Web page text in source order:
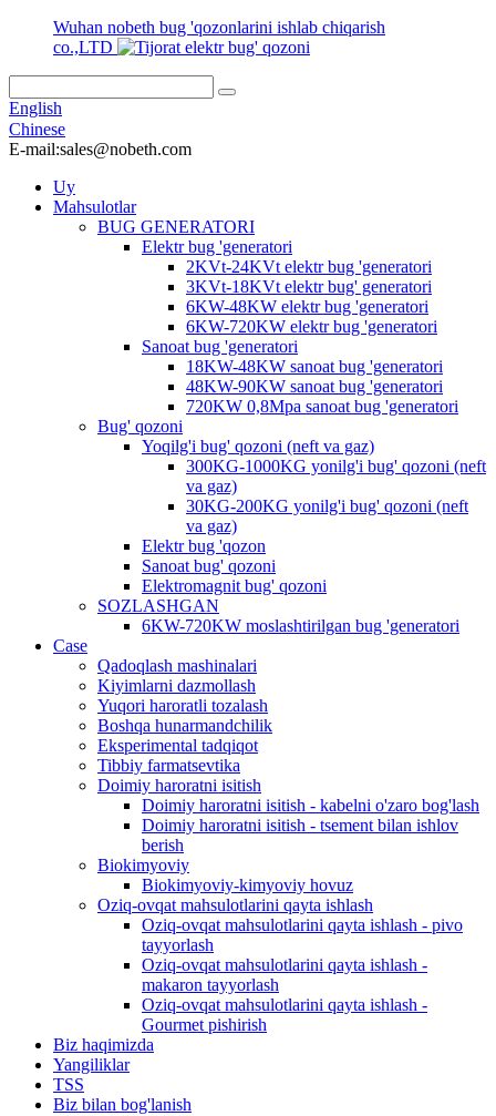
Wuhan nobeth bug 'qozonlarini ishlab chiqarish
co.,LTD
English
Chinese
E-mail:sales@nobeth.com
Uy
Mahsulotlar
BUG GENERATORI
Elektr bug 'generatori
2KVt-24KVt elektr bug 'generatori
3KVt-18KVt elektr bug' generatori
6KW-48KW elektr bug 'generatori
6KW-720KW elektr bug 'generatori
Sanoat bug 'generatori
18KW-48KW sanoat bug 'generatori
48KW-90KW sanoat bug 'generatori
720KW 0,8Mpa sanoat bug 'generatori
Bug' qozoni
Yoqilg'i bug' qozoni (neft va gaz)
300KG-1000KG yonilg'i bug' qozoni (neft
va gaz)
30KG-200KG yonilg'i bug' qozoni (neft
va gaz)
Elektr bug 'qozon
Sanoat bug' qozoni
Elektromagnit bug' qozoni
SOZLASHGAN
6KW-720KW moslashtirilgan bug 'generatori
Case
Qadoqlash mashinalari
Kiyimlarni dazmollash
Yuqori haroratli tozalash
Boshqa hunarmandchilik
Eksperimental tadqiqot
Tibbiy farmatsevtika
Doimiy haroratni isitish
Doimiy haroratni isitish - kabelni o'zaro bog'lash
Doimiy haroratni isitish - tsement bilan ishlov
berish
Biokimyoviy
Biokimyoviy-kimyoviy hovuz
Oziq-ovqat mahsulotlarini qayta ishlash
Oziq-ovqat mahsulotlarini qayta ishlash - pivo
tayyorlash
Oziq-ovqat mahsulotlarini qayta ishlash -
makaron tayyorlash
Oziq-ovqat mahsulotlarini qayta ishlash -
Gourmet pishirish
Biz haqimizda
Yangiliklar
TSS
Biz bilan bog'lanish